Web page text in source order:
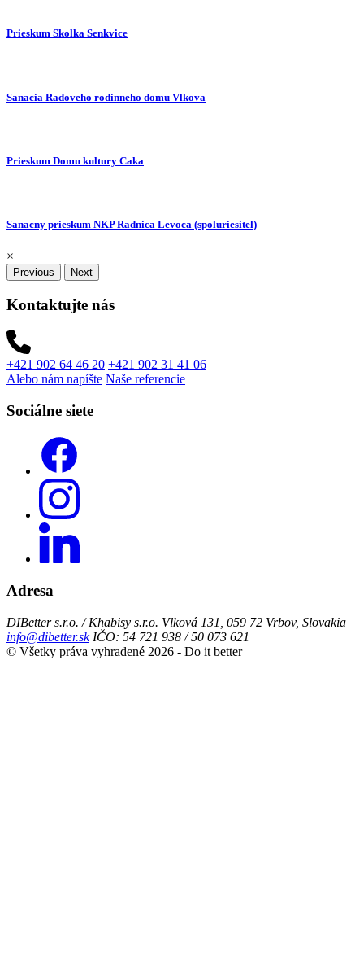
Prieskum Skolka Senkvice
Sanacia Radoveho rodinneho domu Vlkova
Prieskum Domu kultury Caka
Sanacny prieskum NKP Radnica Levoca (spoluriesitel)
×
Previous Next
Kontaktujte nás
+421 902 64 46 20 +421 902 31 41 06
Alebo nám napíšte Naše referencie
Sociálne siete
Adresa
DIBetter s.r.o. / Khabisy s.r.o. Vlková 131, 059 72 Vrbov, Slovakia
info@dibetter.sk IČO: 54 721 938 / 50 073 621
© Všetky práva vyhradené 2026 - Do it better